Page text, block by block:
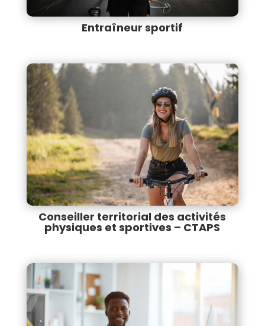
Entraîneur sportif
Conseiller territorial des activités
physiques et sportives – CTAPS